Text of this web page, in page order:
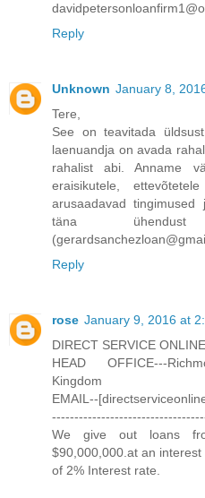
Reply
Unknown January 8,
Tere,
See on teavitada
laenuandja on avada
rahalist abi. Anname
eraisikutele,
arusaadavad
täna
Reply
rose January 9, 2016 at
DIRECT SERVICE
HEAD OFFICE---
Kingdom
EMAIL--
We give out loans
$90,000,000.at an interest
of 2% Interest rate.